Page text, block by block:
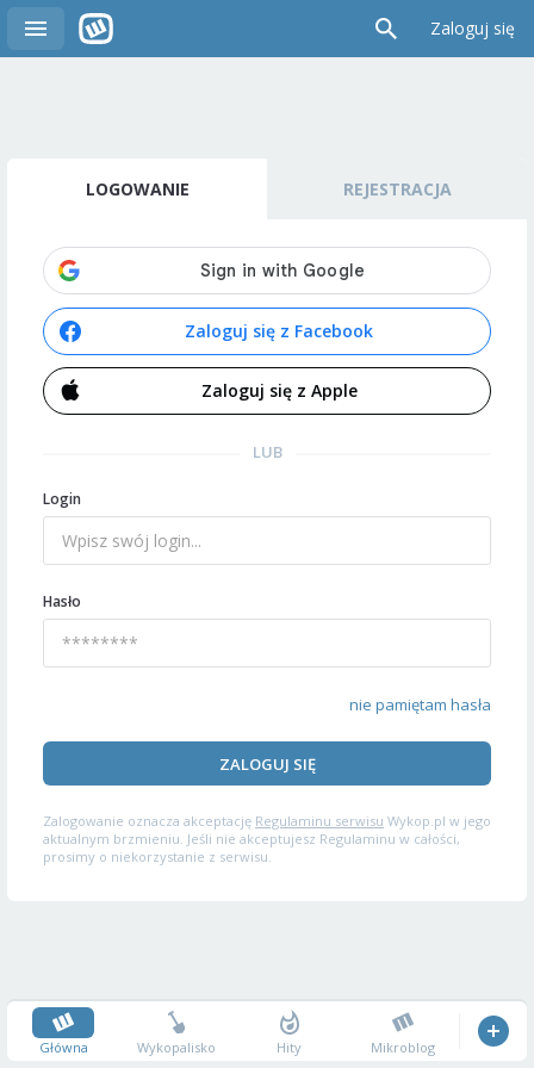
Zaloguj się
LOGOWANIE REJESTRACJA
Zaloguj się z Facebook
Zaloguj się z Apple
LUB
Login
Hasło
nie pamiętam hasła
ZALOGUJ SIĘ
Zalogowanie oznacza akceptację Regulaminu serwisu Wykop.pl w jego
aktualnym brzmieniu. Jeśli nie akceptujesz Regulaminu w całości,
prosimy o niekorzystanie z serwisu.
Główna Wykopalisko Hity Mikroblog